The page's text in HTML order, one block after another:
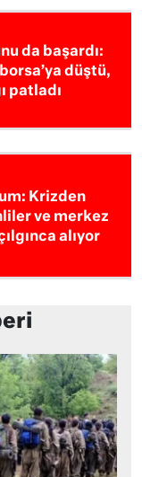
da başardı:
düştü,
patladı
Krizden
ve merkez
alıyor